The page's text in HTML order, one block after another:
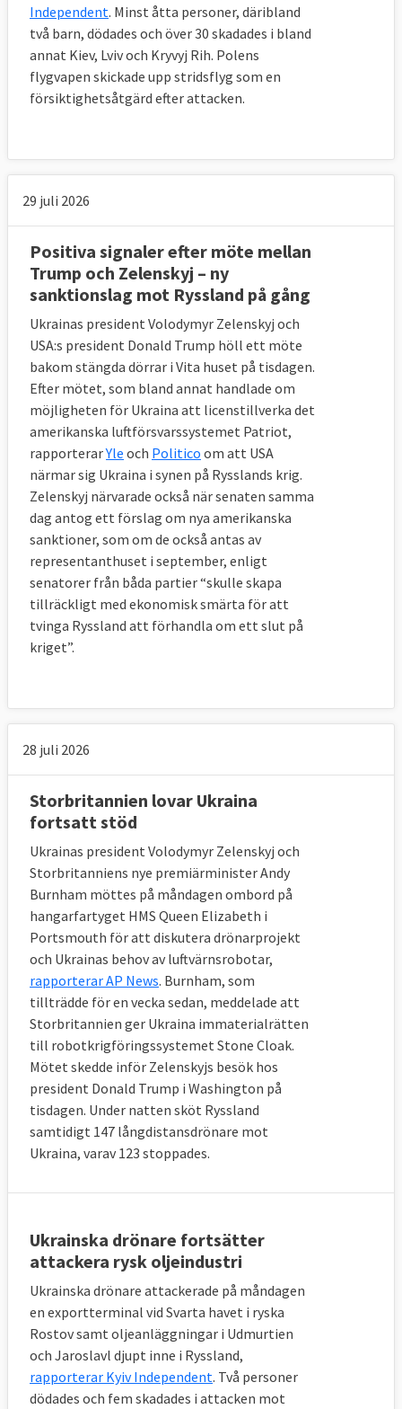
Independent. Minst åtta personer, däribland
två barn, dödades och över 30 skadades i bland
annat Kiev, Lviv och Kryvyj Rih. Polens
flygvapen skickade upp stridsflyg som en
försiktighetsåtgärd efter attacken.
29 juli 2026
Positiva signaler efter möte mellan
Trump och Zelenskyj – ny
sanktionslag mot Ryssland på gång
Ukrainas president Volodymyr Zelenskyj och
USA:s president Donald Trump höll ett möte
bakom stängda dörrar i Vita huset på tisdagen.
Efter mötet, som bland annat handlade om
möjligheten för Ukraina att licenstillverka det
amerikanska luftförsvarssystemet Patriot,
rapporterarYle och Politico om att USA
närmar sig Ukraina i synen på Rysslands krig.
Zelenskyj närvarade också när senaten samma
dag antog ett förslag om nya amerikanska
sanktioner, som om de också antas av
representanthuset i september, enligt
senatorer från båda partier “skulle skapa
tillräckligt med ekonomisk smärta för att
tvinga Ryssland att förhandla om ett slut på
kriget”.
28 juli 2026
Storbritannien lovar Ukraina
fortsatt stöd
Ukrainas president Volodymyr Zelenskyj och
Storbritanniens nye premiärminister Andy
Burnham möttes på måndagen ombord på
hangarfartyget HMS Queen Elizabeth i
Portsmouth för att diskutera drönarprojekt
och Ukrainas behov av luftvärnsrobotar,
rapporterar AP News. Burnham, som
tillträdde för en vecka sedan, meddelade att
Storbritannien ger Ukraina immaterialrätten
till robotkrigföringssystemet Stone Cloak.
Mötet skedde inför Zelenskyjs besök hos
president Donald Trump i Washington på
tisdagen. Under natten sköt Ryssland
samtidigt 147 långdistansdrönare mot
Ukraina, varav 123 stoppades.
Ukrainska drönare fortsätter
attackera rysk oljeindustri
Ukrainska drönare attackerade på måndagen
en exportterminal vid Svarta havet i ryska
Rostov samt oljeanläggningar i Udmurtien
och Jaroslavl djupt inne i Ryssland,
rapporterar Kyiv Independent. Två personer
dödades och fem skadades i attacken mot